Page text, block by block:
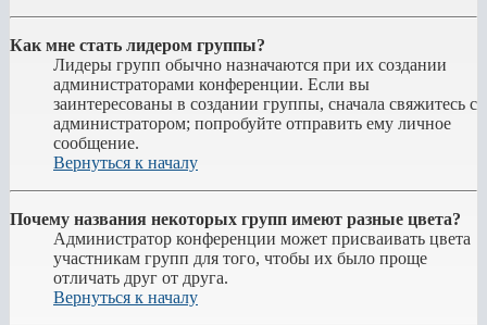
Как мне стать лидером группы?
Лидеры групп обычно назначаются при их создании
администраторами конференции. Если вы
заинтересованы в создании группы, сначала свяжитесь с
администратором; попробуйте отправить ему личное
сообщение.
Вернуться к началу
Почему названия некоторых групп имеют разные цвета?
Администратор конференции может присваивать цвета
участникам групп для того, чтобы их было проще
отличать друг от друга.
Вернуться к началу